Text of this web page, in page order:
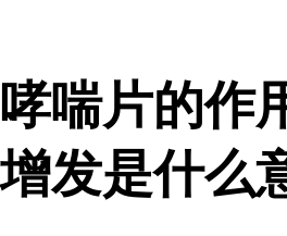
哮喘片的作
增发是什么